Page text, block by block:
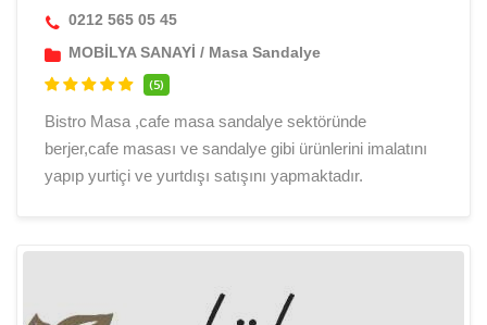
0212 565 05 45
MOBİLYA SANAYİ / Masa Sandalye
(5)
Bistro Masa ,cafe masa sandalye sektöründe
berjer,cafe masası ve sandalye gibi ürünlerini imalatını
yapıp yurtiçi ve yurtdışı satışını yapmaktadır.